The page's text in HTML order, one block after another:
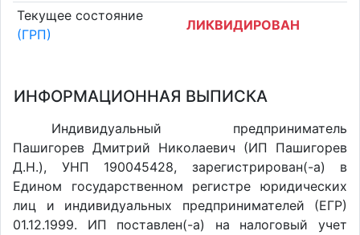
Текущее состояние
(ГРП)
ЛИКВИДИРОВАН
ИНФОРМАЦИОННАЯ ВЫПИСКА
Индивидуальный предприниматель
Пашигорев Дмитрий Николаевич (ИП Пашигорев
Д.Н.), УНП 190045428, зарегистрирован(-а) в
Едином государственном регистре юридических
лиц и индивидуальных предпринимателей (ЕГР)
01.12.1999. ИП поставлен(-a) на налоговый учет